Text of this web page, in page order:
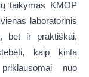
taikymas KMOP
laboratorinis
bet ir praktiškai,
kaip kinta
nuo